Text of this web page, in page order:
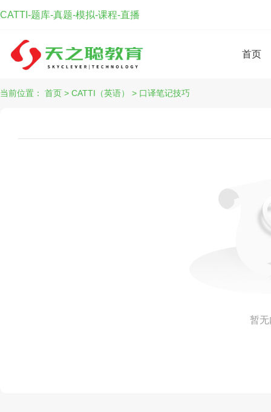
CATTI-题库-真题-模拟-课程-直播
首页
当前位置： 首页 > CATTI（英语） > 口译笔记技巧
暂